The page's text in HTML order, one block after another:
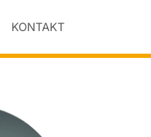
KONTAKT